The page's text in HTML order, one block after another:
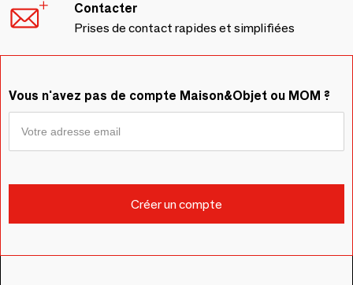
Contacter
Prises de contact rapides et simplifiées
Vous n'avez pas de compte Maison&Objet ou MOM ?